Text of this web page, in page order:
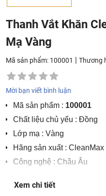
Thanh Vắt Khăn
Mạ Vàng
Mã sản phẩm: 100001 | Thương
Mời bạn viết bình luận
Mã sản phẩm : 100001
Chất liệu chủ yếu : Đồng
Lớp mạ : Vàng
Hãng sản xuất : CleanMax
Công nghệ : Châu Âu
Bảo hành 5 năm.
Xem chi tiết